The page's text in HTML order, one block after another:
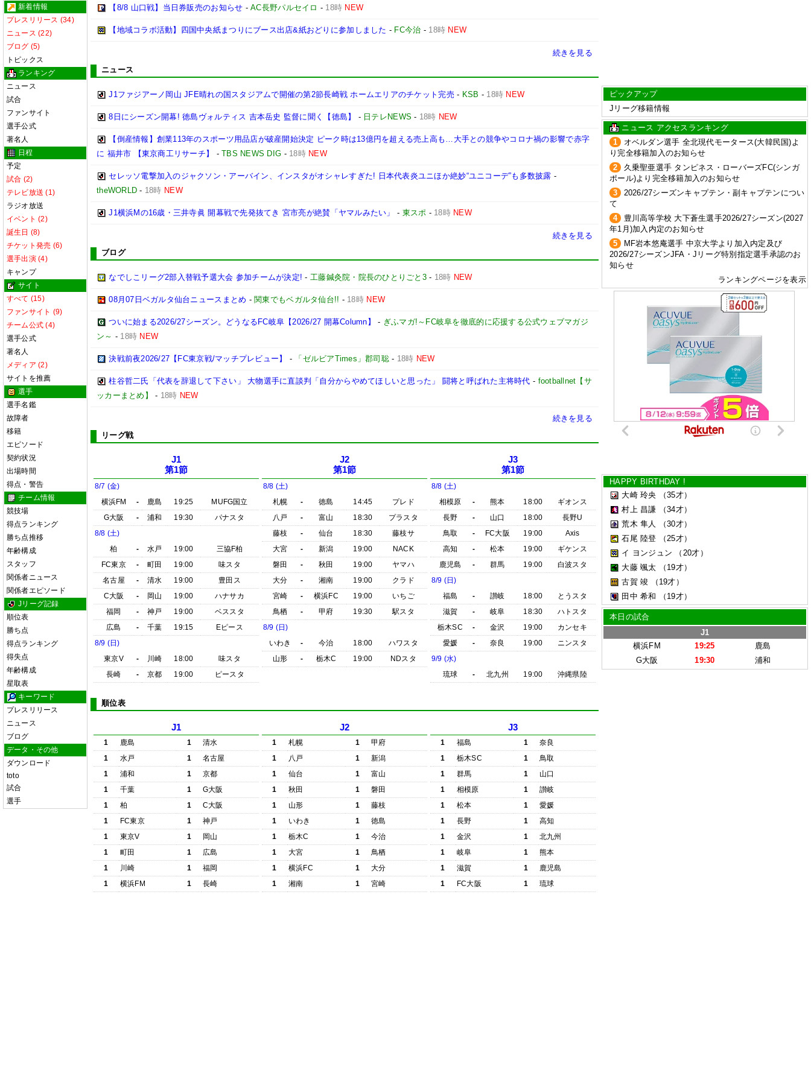
新着情報
プレスリリース (34)
ニュース (22)
ブログ (5)
トピックス
ランキング
ニュース
試合
ファンサイト
選手公式
著名人
日程
予定
試合 (2)
テレビ放送 (1)
ラジオ放送
イベント (2)
誕生日 (8)
チケット発売 (6)
選手出演 (4)
キャンプ
サイト
すべて (15)
ファンサイト (9)
チーム公式 (4)
選手公式
著名人
メディア (2)
サイトを推薦
選手
選手名鑑
故障者
移籍
エピソード
契約状況
出場時間
得点・警告
チーム情報
競技場
得点ランキング
勝ち点推移
年齢構成
スタッフ
関係者ニュース
関係者エピソード
Jリーグ記録
順位表
勝ち点
得点ランキング
得失点
年齢構成
星取表
キーワード
プレスリリース
ニュース
ブログ
データ・その他
ダウンロード
toto
試合
選手
【8/8 山口戦】当日券販売のお知らせ -AC長野パルセイロ - 18時 NEW
【地域コラボ活動】四国中央紙まつりにブース出店&紙おどりに参加しました - FC今治 - 18時 NEW
続きを見る
ニュース
J1ファジアーノ岡山 JFE晴れの国スタジアムで開催の第2節長崎戦 ホームエリアのチケット完売 - KSB - 18時 NEW
8日にシーズン開幕! 徳島ヴォルティス 吉本岳史 監督に聞く【徳島】 - 日テレNEWS - 18時 NEW
【倒産情報】創業113年のスポーツ用品店が破産開始決定 ピーク時は13億円を超える売上高も…大手との競争やコロナ禍の影響で赤字
に 福井市 【東京商工リサーチ】
-TBS NEWS DIG - 18時 NEW
セレッソ電撃加入のジャクソン・アーバイン、インスタがオシャレすぎた! 日本代表炎ユニほか絶妙“ユニコーデ”も多数披露 -
theWORLD - 18時 NEW
J1横浜Mの16歳・三井寺眞 開幕戦で先発抜てき 宮市亮が絶賛「ヤマルみたい」 - 東スポ - 18時 NEW
続きを見る
ブログ
なでしこリーグ2部入替戦予選大会 参加チームが決定! -工藤鍼灸院・院長のひとりごと3 - 18時 NEW
08月07日ベガルタ仙台ニュースまとめ - 関東でもベガルタ仙台!! - 18時 NEW
ついに始まる2026/27シーズン。どうなるFC岐阜【2026/27 開幕Column】 - ぎふマガ!～FC岐阜を徹底的に応援する公式ウェブマガジ
ン～ - 18時 NEW
決戦前夜2026/27【FC東京戦/マッチプレビュー】 - 「ゼルビアTimes」郡司聡 - 18時 NEW
柱谷哲二氏「代表を辞退して下さい」 大物選手に直談判「自分からやめてほしいと思った」 闘将と呼ばれた主将時代 - footballnet【サ
ッカーまとめ】
- 18時 NEW
続きを見る
リーグ戦
J1
第1節
8/7 (金)
横浜FM
- 鹿島 19:25
MUFG国立
G大阪
- 浦和 19:30
パナスタ
8/8 (土)
柏
- 水戸 19:00
三協F柏
FC東京
- 町田 19:00
味スタ
名古屋
- 清水 19:00
豊田ス
C大阪
- 岡山 19:00
ハナサカ
福岡
- 神戸 19:00
ベススタ
広島
- 千葉 19:15
Eピース
8/9 (日)
東京V
- 川崎 18:00
味スタ
長崎
- 京都 19:00 ピースタ
J2
第1節
8/8 (土)
札幌
- 徳島 14:45
プレド
八戸
- 富山 18:30
プラスタ
藤枝
- 仙台 18:30
藤枝サ
大宮
- 新潟 19:00
NACK
磐田
- 秋田 19:00
ヤマハ
大分
- 湘南 19:00
クラド
宮崎
- 横浜FC 19:00
いちご
鳥栖
- 甲府 19:30
駅スタ
8/9 (日)
いわき
- 今治 18:00
ハワスタ
山形
- 栃木C 19:00 NDスタ
J3
第1節
8/8 (土)
相模原
- 熊本 18:00
ギオンス
長野
- 山口 18:00
長野U
鳥取
- FC大阪 19:00
Axis
高知
- 松本 19:00
ギケンス
鹿児島
- 群馬 19:00
白波スタ
8/9 (日)
福島
- 讃岐 18:00
とうスタ
滋賀
- 岐阜 18:30
ハトスタ
栃木SC
- 金沢 19:00
カンセキ
愛媛
- 奈良 19:00
ニンスタ
9/9 (水)
琉球
- 北九州 19:00 沖縄県陸
順位表
J1
1 鹿島 1
清水
1
水戸 1
名古屋
1
浦和 1
京都
1
千葉 1
G大阪
1
柏 1
C大阪
1
FC東京 1
神戸
1
東京V 1
岡山
1
町田 1
広島
1
川崎 1
福岡
1
横浜FM 1 長崎
J2
1 札幌 1
甲府
1
八戸 1
新潟
1
仙台 1
富山
1
秋田 1
磐田
1
山形 1
藤枝
1
いわき 1
徳島
1
栃木C 1
今治
1
大宮 1
鳥栖
1
横浜FC 1
大分
1
湘南 1 宮崎
J3
1 福島 1
奈良
1
栃木SC 1
鳥取
1
群馬 1
山口
1
相模原 1
讃岐
1
松本 1
愛媛
1
長野 1
高知
1
金沢 1
北九州
1
岐阜 1
熊本
1
滋賀 1
鹿児島
1
FC大阪 1 琉球
ピックアップ
Jリーグ移籍情報
ニュース アクセスランキング
1
オベルダン選手 全北現代モータース(大韓民国)よ
り完全移籍加入のお知らせ
2
久乗聖亜選手 タンピネス・ローバーズFC(シンガ
ポール)より完全移籍加入のお知らせ
3
2026/27シーズンキャプテン・副キャプテンについ
て
4
豊川高等学校 大下蒼生選手2026/27シーズン(2027
年1月)加入内定のお知らせ
5
MF岩本悠庵選手 中京大学より加入内定及び
2026/27シーズンJFA・Jリーグ特別指定選手承認のお
知らせ
ランキングページを表示
HAPPY BIRTHDAY !
大崎 玲央
（35才）
村上 昌謙
（34才）
荒木 隼人
（30才）
石尾 陸登
（25才）
イ ヨンジュン
（20才）
大藤 颯太
（19才）
古賀 竣
（19才）
田中 希和
（19才）
本日の試合
J1
横浜FM
19:25
鹿島
G大阪
19:30 浦和